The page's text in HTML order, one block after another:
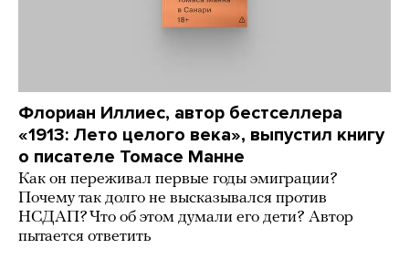
Флориан Иллиес, автор бестселлера
«1913: Лето целого века», выпустил книгу
о писателе Томасе Манне
Как он переживал первые годы эмиграции?
Почему так долго не высказывался против
НСДАП? Что об этом думали его дети? Автор
пытается ответить